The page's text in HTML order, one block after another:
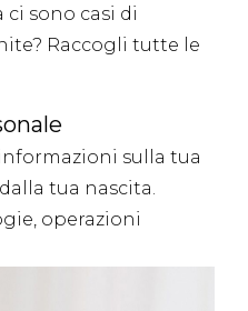
sono casi di
Raccogli tutte le
sulla tua
tua nascita.
operazioni